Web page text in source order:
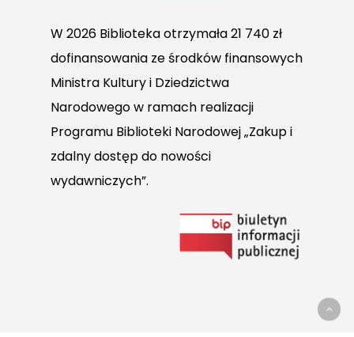
W 2026 Biblioteka otrzymała 21 740 zł
dofinansowania ze środków finansowych
Ministra Kultury i Dziedzictwa
Narodowego w ramach realizacji
Programu Biblioteki Narodowej „Zakup i
zdalny dostęp do nowości
wydawniczych”.
do